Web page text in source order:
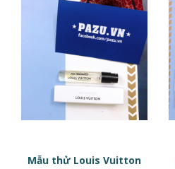
Mẫu thử Louis Vuitton